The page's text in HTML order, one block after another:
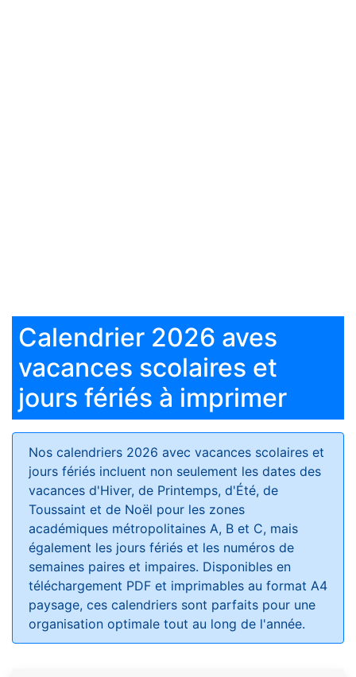
Calendrier 2026 aves
vacances scolaires et
jours fériés à imprimer
Nos calendriers 2026 avec vacances scolaires et
jours fériés incluent non seulement les dates des
vacances d'Hiver, de Printemps, d'Été, de
Toussaint et de Noël pour les zones
académiques métropolitaines A, B et C, mais
également les jours fériés et les numéros de
semaines paires et impaires. Disponibles en
téléchargement PDF et imprimables au format A4
paysage, ces calendriers sont parfaits pour une
organisation optimale tout au long de l'année.